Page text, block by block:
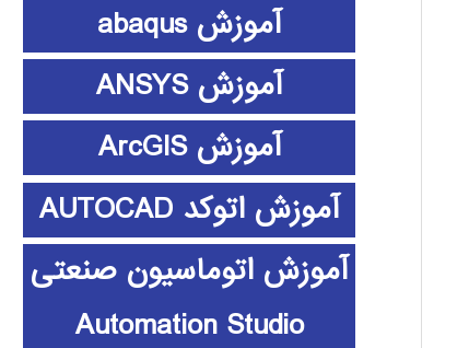
آموزش abaqus
آموزش ANSYS
آموزش ArcGIS
آموزش اتوکد AUTOCAD
آموزش اتوماسیون صنعتی
Automation Studio